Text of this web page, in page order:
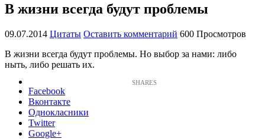
В жизни всегда будут проблемы
09.07.2014 Цитаты Оставить комментарий 600 Просмотров
В жизни всегда будут проблемы. Но выбор за нами: либо
ныть, либо решать их.
Facebook
Вконтакте
Однокласники
Twitter
Google+